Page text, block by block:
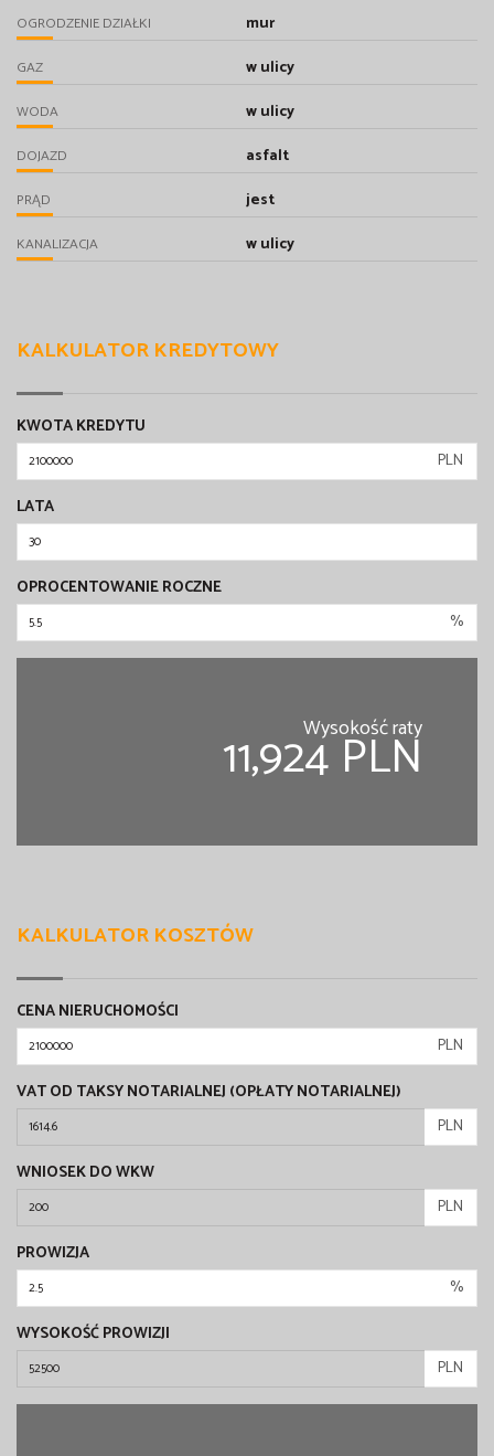
OGRODZENIE DZIAŁKI mur
GAZ w ulicy
WODA w ulicy
DOJAZD asfalt
PRĄD jest
KANALIZACJA w ulicy
KALKULATOR KREDYTOWY
KWOTA KREDYTU
PLN
LATA
OPROCENTOWANIE ROCZNE
%
Wysokość raty
11,924 PLN
KALKULATOR KOSZTÓW
CENA NIERUCHOMOŚCI
PLN
VAT OD TAKSY NOTARIALNEJ (OPŁATY NOTARIALNEJ)
PLN
WNIOSEK DO WKW
PLN
PROWIZJA
%
WYSOKOŚĆ PROWIZJI
PLN